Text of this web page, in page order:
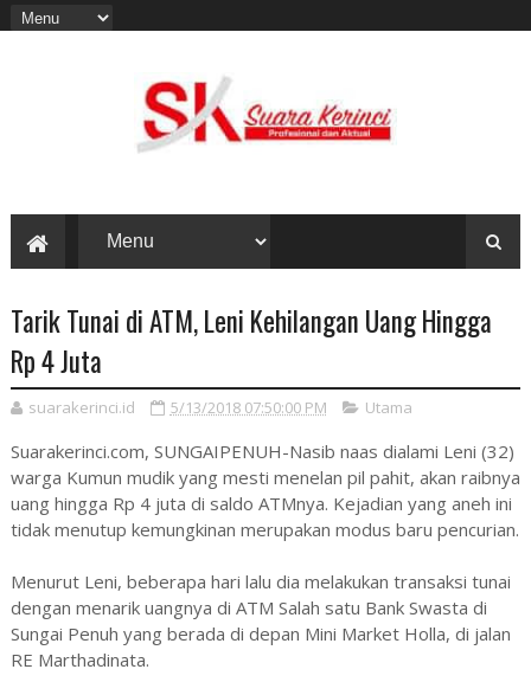
Tarik Tunai di ATM, Leni Kehilangan Uang Hingga
Rp 4 Juta
suarakerinci.id 5/13/2018 07:50:00 PM Utama
Suarakerinci.com, SUNGAIPENUH-Nasib naas dialami Leni (32)
warga Kumun mudik yang mesti menelan pil pahit, akan raibnya
uang hingga Rp 4 juta di saldo ATMnya. Kejadian yang aneh ini
tidak menutup kemungkinan merupakan modus baru pencurian.
Menurut Leni, beberapa hari lalu dia melakukan transaksi tunai
dengan menarik uangnya di ATM Salah satu Bank Swasta di
Sungai Penuh yang berada di depan Mini Market Holla, di jalan
RE Marthadinata.